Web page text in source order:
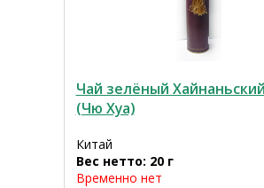
Чай зелёный
(Чю Хуа)
Китай
Вес нетто: 20 г
Временно нет